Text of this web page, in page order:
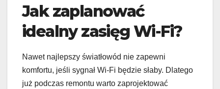
Jak zaplanować
idealny zasięg Wi-Fi?
Nawet najlepszy światłowód nie zapewni
komfortu, jeśli sygnał Wi-Fi będzie słaby. Dlatego
już podczas remontu warto zaprojektować